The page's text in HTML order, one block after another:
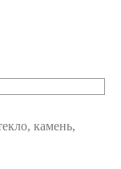
камень,